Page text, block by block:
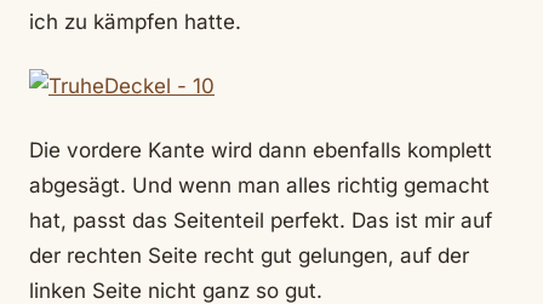
ich zu kämpfen hatte.
Die vordere Kante wird dann ebenfalls komplett
abgesägt. Und wenn man alles richtig gemacht
hat, passt das Seitenteil perfekt. Das ist mir auf
der rechten Seite recht gut gelungen, auf der
linken Seite nicht ganz so gut.